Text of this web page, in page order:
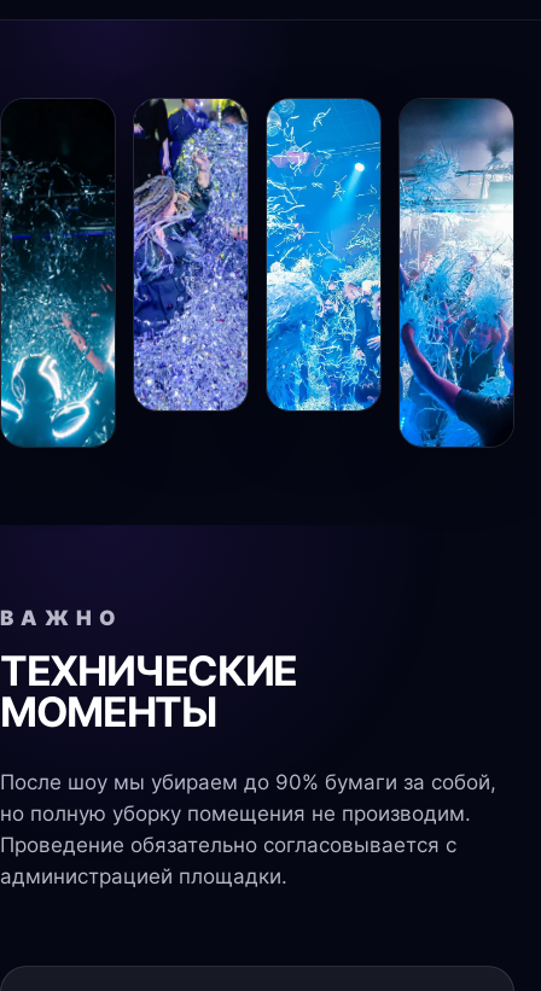
ВАЖНО
ТЕХНИЧЕСКИЕ
МОМЕНТЫ
После шоу мы убираем до 90% бумаги за собой,
но полную уборку помещения не производим.
Проведение обязательно согласовывается с
администрацией площадки.